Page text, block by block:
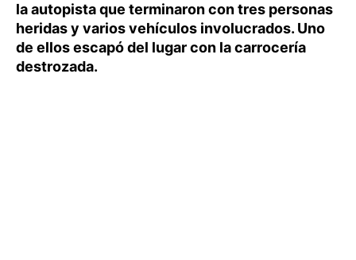
la autopista que terminaron con tres personas
heridas y varios vehículos involucrados. Uno
de ellos escapó del lugar con la carrocería
destrozada.